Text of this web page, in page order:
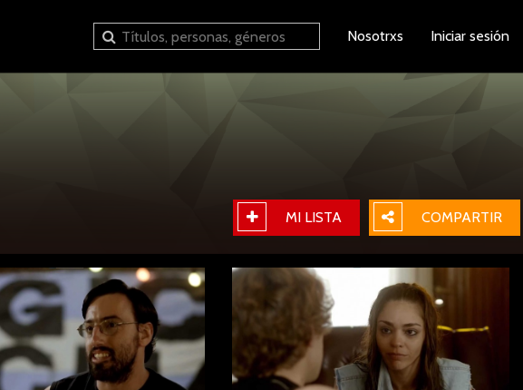
Iniciar sesión
Nosotrxs
MI LISTA COMPARTIR